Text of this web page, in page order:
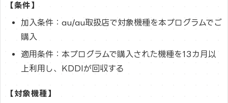
【条件】
加入条件：au/au取扱店で対象機種を本プログラムでご
購入
適用条件：本プログラムで購入された機種を13カ月以
上利用し、KDDIが回収する
【対象機種】